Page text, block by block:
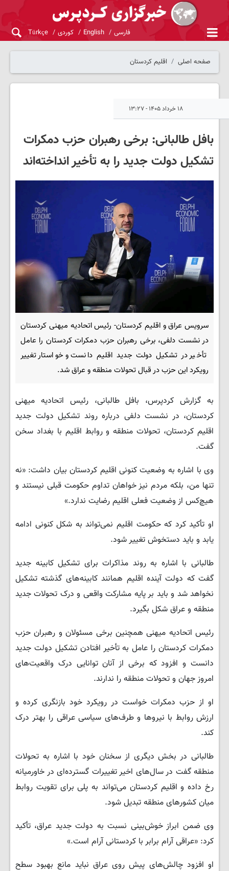
فارسی English کوردی Türkçe
صفحه اصلی اقلیم کردستان
۱۸ خرداد ۱۴۰۵ - ۱۳:۲۷
بافل طالبانی: برخی رهبران حزب دمکرات
تشکیل دولت جدید را به تأخیر انداخته‌اند
سرویس عراق و اقلیم کردستان- رئیس اتحادیه میهنی کردستان
در نشست دلفی، برخی رهبران حزب دمکرات کردستان را عامل
تأخیر در تشکیل دولت جدید اقلیم دانست و خواستار تغییر
رویکرد این حزب در قبال تحولات منطقه و عراق شد.
به گزارش کردپرس، بافل طالبانی، رئیس اتحادیه میهنی
کردستان، در نشست دلفی درباره روند تشکیل دولت جدید
اقلیم کردستان، تحولات منطقه و روابط اقلیم با بغداد سخن
گفت.
وی با اشاره به وضعیت کنونی اقلیم کردستان بیان داشت: «نه
تنها من، بلکه مردم نیز خواهان تداوم حکومت قبلی نیستند و
هیچ‌کس از وضعیت فعلی اقلیم رضایت ندارد.»
او تأکید کرد که حکومت اقلیم نمی‌تواند به شکل کنونی ادامه
یابد و باید دستخوش تغییر شود.
طالبانی با اشاره به روند مذاکرات برای تشکیل کابینه جدید
گفت که دولت آینده اقلیم همانند کابینه‌های گذشته تشکیل
نخواهد شد و باید بر پایه مشارکت واقعی و درک تحولات جدید
منطقه و عراق شکل بگیرد.
رئیس اتحادیه میهنی همچنین برخی مسئولان و رهبران حزب
دمکرات کردستان را عامل به تأخیر افتادن تشکیل دولت جدید
دانست و افزود که برخی از آنان توانایی درک واقعیت‌های
امروز جهان و تحولات منطقه را ندارند.
او از حزب دمکرات خواست در رویکرد خود بازنگری کرده و
ارزش روابط با نیروها و طرف‌های سیاسی عراقی را بهتر درک
کند.
طالبانی در بخش دیگری از سخنان خود با اشاره به تحولات
منطقه گفت در سال‌های اخیر تغییرات گسترده‌ای در خاورمیانه
رخ داده و اقلیم کردستان می‌تواند به پلی برای تقویت روابط
میان کشورهای منطقه تبدیل شود.
وی ضمن ابراز خوش‌بینی نسبت به دولت جدید عراق، تأکید
کرد: «عراقی آرام برابر با کردستانی آرام است.»
او افزود چالش‌های پیش روی عراق نباید مانع بهبود سطح